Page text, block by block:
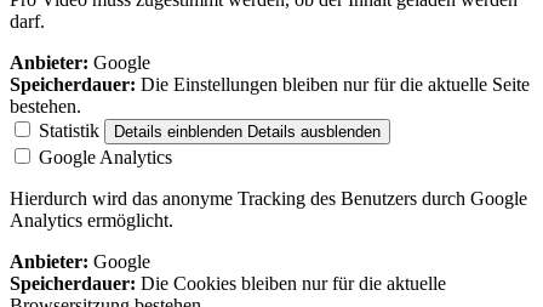
darf.
Anbieter: Google
Speicherdauer: Die Einstellungen bleiben nur für die aktuelle Seite
bestehen.
Statistik
Details einblenden Details ausblenden
Google Analytics
Hierdurch wird das anonyme Tracking des Benutzers durch Google
Analytics ermöglicht.
Anbieter: Google
Speicherdauer: Die Cookies bleiben nur für die aktuelle